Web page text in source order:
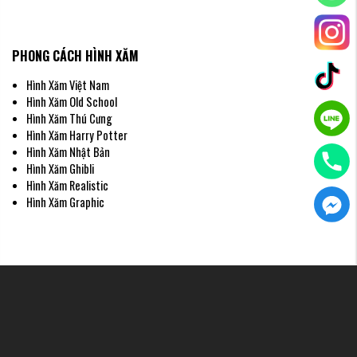
Hình xăm rồng với hoa anh đào
Rồng nước xanh
Rồng xanh biển với lớp vảy lấp lánh như sóng biển, kết hợp với san hô và bọt
biển. Hoàn hảo cho những người yêu thích đại dương.
PHONG CÁCH HÌNH XĂM
Hình Xăm Việt Nam
Hình Xăm Old School
Hình Xăm Thú Cưng
Hình Xăm Harry Potter
Hình Xăm Nhật Bản
Hình Xăm Ghibli
Hình Xăm Realistic
Hình Xăm Graphic